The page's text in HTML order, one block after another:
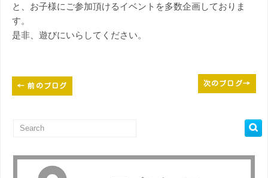
と、お子様にご参加頂けるイベントを多数企画しておりま
す。
是非、遊びにいらしてください。
← 前のブログ 次のブログ→